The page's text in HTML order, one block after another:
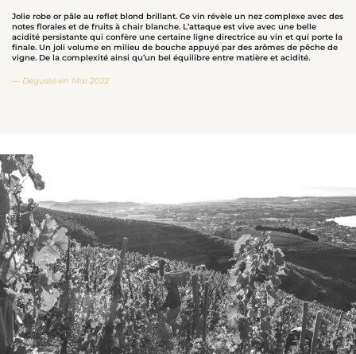
Jolie robe or pâle au reflet blond brillant. Ce vin révèle un nez complexe avec des
notes florales et de fruits à chair blanche. L’attaque est vive avec une belle
acidité persistante qui confère une certaine ligne directrice au vin et qui porte la
finale. Un joli volume en milieu de bouche appuyé par des arômes de pêche de
vigne. De la complexité ainsi qu’un bel équilibre entre matière et acidité.
Dégusté en Mai 2022